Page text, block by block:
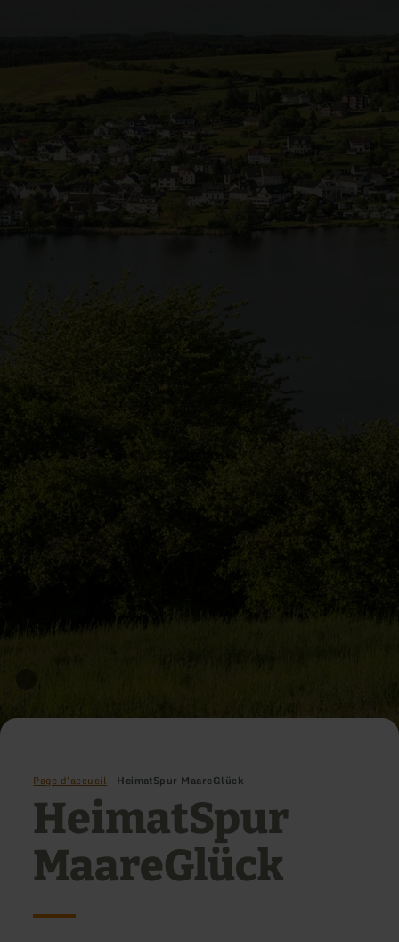
Page d'accueil HeimatSpur MaareGlück
HeimatSpur
MaareGlück